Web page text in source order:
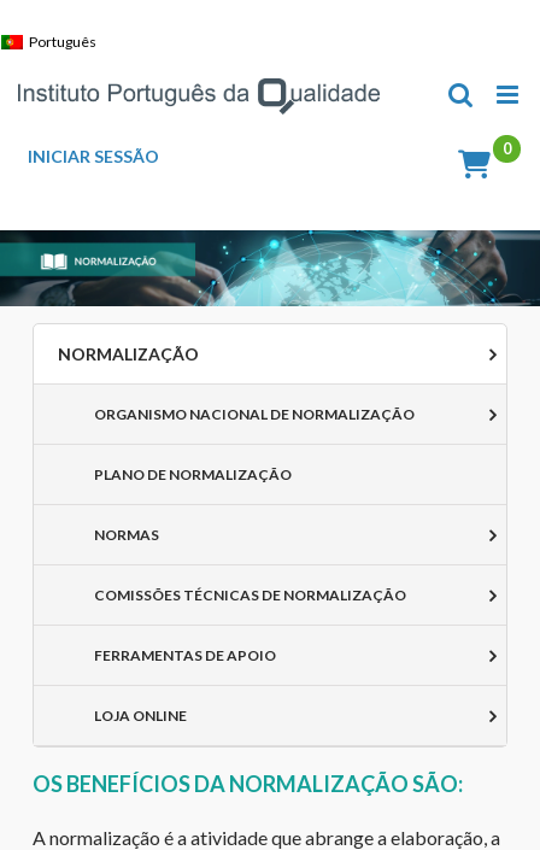
to
Português
INICIAR SESSÃO
NORMALIZAÇÃO
ORGANISMO NACIONAL DE NORMALIZAÇÃO
PLANO DE NORMALIZAÇÃO
NORMAS
COMISSÕES TÉCNICAS DE NORMALIZAÇÃO
FERRAMENTAS DE APOIO
LOJA ONLINE
OS BENEFÍCIOS DA NORMALIZAÇÃO SÃO:
A normalização é a atividade que abrange a elaboração, a